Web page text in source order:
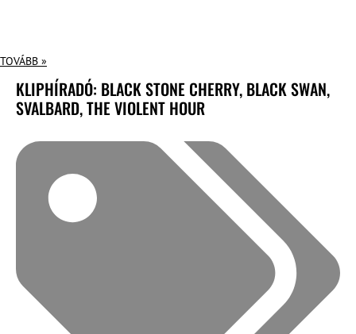
TOVÁBB »
KLIPHÍRADÓ: BLACK STONE CHERRY, BLACK SWAN,
SVALBARD, THE VIOLENT HOUR